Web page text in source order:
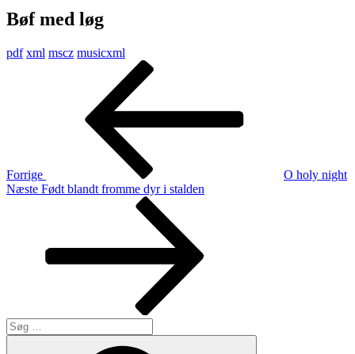
Bøf med løg
pdf xml mscz musicxml
Indlægsnavigation
Forrige
O holy night
Næste
Næste Født blandt fromme dyr i stalden
Søg
efter: